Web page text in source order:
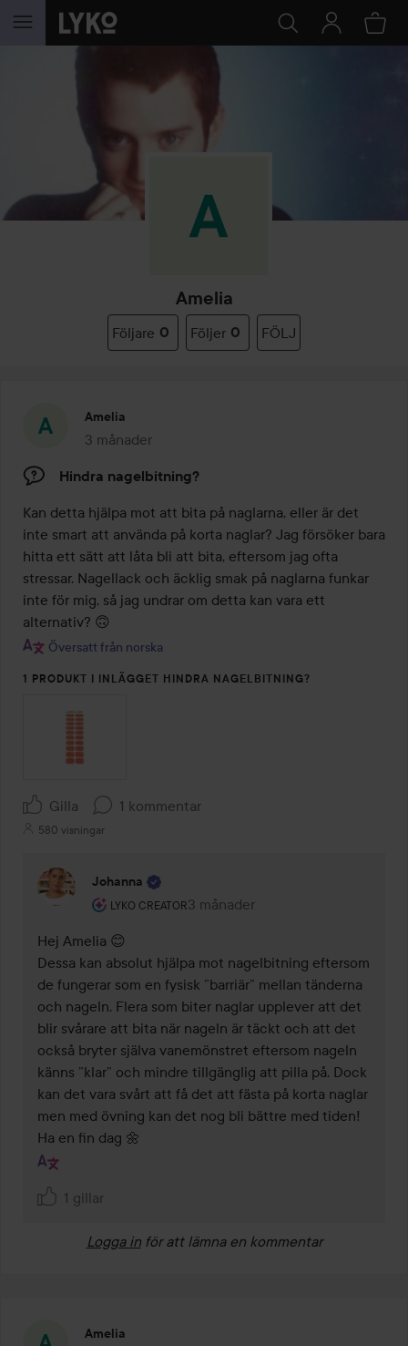
HOPPA TILL INNEHÅLLET
Amelia
Följare 0 Följer 0 FÖLJ
Amelia
3 månader
Inlägget skapades 3 månader
Hindra nagelbitning?
Kan detta hjälpa mot att bita på naglarna, eller är det
inte smart att använda på korta naglar? Jag försöker bara
hitta ett sätt att låta bli att bita, eftersom jag ofta
stressar. Nagellack och äcklig smak på naglarna funkar
inte för mig, så jag undrar om detta kan vara ett
alternativ? 🙃
Översatt från norska
1 PRODUKT I INLÄGGET HINDRA NAGELBITNING?
Gilla 1 kommentar
580 visningar
Johanna
LYKO CREATOR
Användarens roll: Lyko Creator.
3 månader
Kommentaren lades 3 månader
Hej Amelia 😊
Dessa kan absolut hjälpa mot nagelbitning eftersom
de fungerar som en fysisk ”barriär” mellan tänderna
och nageln. Flera som biter naglar upplever att det
blir svårare att bita när nageln är täckt och att det
också bryter själva vanemönstret eftersom nageln
känns ”klar” och mindre tillgänglig att pilla på. Dock
kan det vara svårt att få det att fästa på korta naglar
men med övning kan det nog bli bättre med tiden!
Ha en fin dag 🌼
1 gillar
Logga in för att lämna en kommentar
Amelia